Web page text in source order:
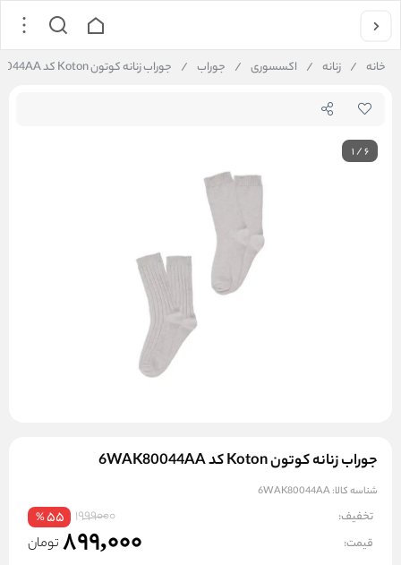
خانه / زنانه / اکسسوری / جوراب / جوراب زنانه کوتون Koton کد 6WAK80044AA
1/6
جوراب زنانه کوتون Koton کد 6WAK80044AA
شناسه کالا:6WAK80044AA
تخفیف: 1999000
55
%
قیمت: 899,000 تومان